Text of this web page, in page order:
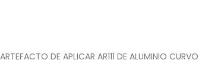
ARTEFACTO DE APLICAR AR111 DE ALUMINIO CURVO